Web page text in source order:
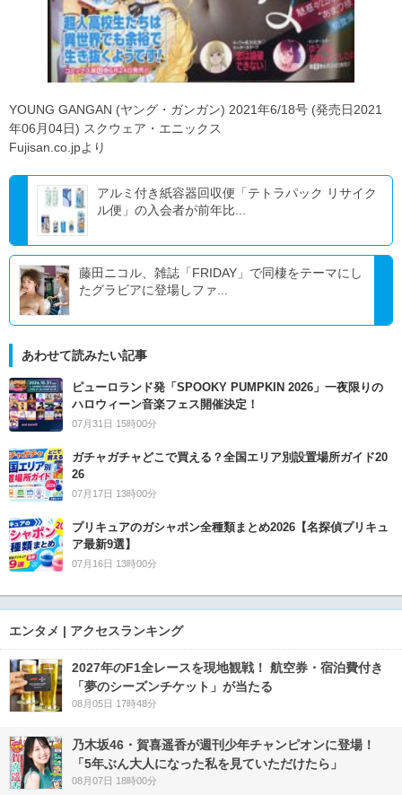
YOUNG GANGAN (ヤング・ガンガン) 2021年6/18号 (発売日2021
年06月04日) スクウェア・エニックス
Fujisan.co.jpより
アルミ付き紙容器回収便「テトラパック リサイク
ル便」の入会者が前年比...
藤田ニコル、雑誌「FRIDAY」で同棲をテーマにし
たグラビアに登場しファ...
あわせて読みたい記事
ピューロランド発「SPOOKY PUMPKIN 2026」一夜限りの
ハロウィーン音楽フェス開催決定！
07月31日 15時00分
ガチャガチャどこで買える？全国エリア別設置場所ガイド20
26
07月17日 13時00分
プリキュアのガシャポン全種類まとめ2026【名探偵プリキュ
ア最新9選】
07月16日 13時00分
エンタメ | アクセスランキング
2027年のF1全レースを現地観戦！ 航空券・宿泊費付き
「夢のシーズンチケット」が当たる
08月05日 17時48分
乃木坂46・賀喜遥香が週刊少年チャンピオンに登場！
「5年ぶん大人になった私を見ていただけたら」
08月07日 18時00分